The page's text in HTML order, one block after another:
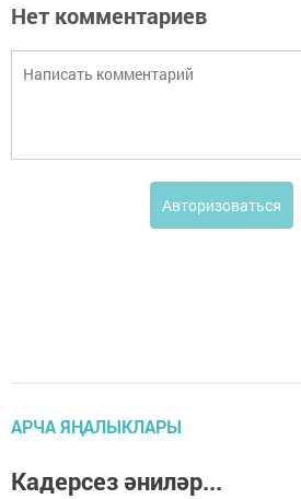
Нет комментариев
Авторизоваться
АРЧА ЯҢАЛЫКЛАРЫ
Кадерсез әниләр...